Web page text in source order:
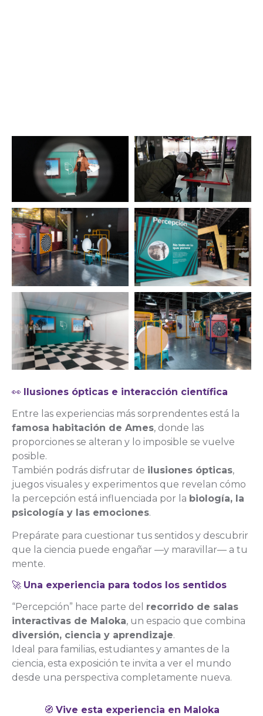
👀
Ilusiones ópticas e interacción científica
Entre las experiencias más sorprendentes está la
famosa habitación de Ames, donde las
proporciones se alteran y lo imposible se vuelve
posible.
También podrás disfrutar de ilusiones ópticas,
juegos visuales y experimentos que revelan cómo
la percepción está influenciada por la biología, la
psicología y las emociones.
Prepárate para cuestionar tus sentidos y descubrir
que la ciencia puede engañar —y maravillar— a tu
mente.
🚀 Una experiencia para todos los sentidos
“Percepción” hace parte del recorrido de salas
interactivas de Maloka, un espacio que combina
diversión, ciencia y aprendizaje.
Ideal para familias, estudiantes y amantes de la
ciencia, esta exposición te invita a ver el mundo
desde una perspectiva completamente nueva.
🧭 Vive esta experiencia en Maloka